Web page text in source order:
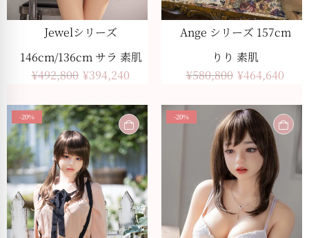
Jewelシリーズ
146cm/136cm サラ 素肌
¥492,800 ¥394,240
Ange シリーズ 157cm
りり 素肌
¥580,800 ¥464,640
-20% -20%